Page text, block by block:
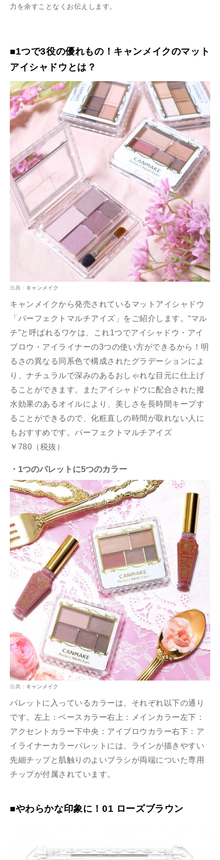
力を余すことなくお伝えします。
■1つで3役の優れもの！キャンメイクのマット
アイシャドウとは？
出典： キャンメイク
キャンメイクから発売されているマットアイシャドウ
「パーフェクトマルチアイズ」をご紹介します。“マル
チ”と呼ばれるワケは、これ1つでアイシャドウ・アイ
ブロウ・アイライナーの3つの使い方ができるから！明
るさの異なる同系色で構成されたグラデーションによ
り、ナチュラルで深みのあるおしゃれな目元に仕上げ
ることができます。またアイシャドウに配合された撥
水効果のあるオイルにより、美しさを長時間キープす
ることができるので、化粧直しの時間が取れない人に
もおすすめです。パーフェクトマルチアイズ
￥780（税抜）
・1つのパレットに5つのカラー
出典： キャンメイク
パレットに入っているカラーは、それぞれ以下の通り
です。左上：ベースカラー右上：メインカラー左下：
アクセントカラー下中央：アイブロウカラー右下：ア
イライナーカラーパレットには、ラインが描きやすい
先細チップと肌触りのよいブラシが両端についた専用
チップが付属されています。
■やわらかな印象に！01 ローズブラウン